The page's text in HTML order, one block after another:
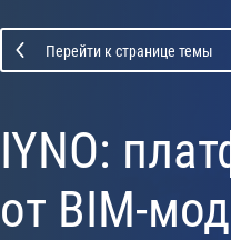
Перейти к странице темы
IYNO:
от BIM-